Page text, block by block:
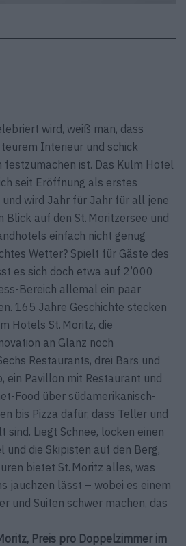
wird, weiß man, dass
Interieur und schick
festzumachen ist. Das Kulm Hotel
seit Eröffnung als erstes
und wird Jahr für Jahr für all jene
Blick auf den St. Moritzersee und
einfach nicht genug
Wetter? Spielt für Gäste des
es sich doch etwa auf 2’000
Bereich allemal ein paar
165 Jahre Geschichte stecken
Hotels St. Moritz, die
an Glanz noch
Restaurants, drei Bars und
ein Pavillon mit Restaurant und
Food über südamerikanisch-
bis Pizza dafür, dass Teller und
Liegt Schnee, locken einen
die Skipisten auf den Berg,
bietet St. Moritz alles, was
jauchzen lässt – wobei es einem
und Suiten schwer machen, das
Preis pro Doppelzimmer im